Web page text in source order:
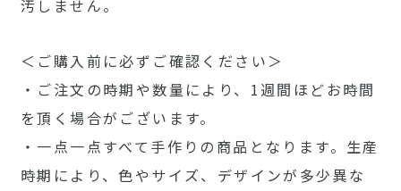
汚しません。
＜ご購入前に必ずご確認ください＞
・ご注文の時期や数量により、1週間ほどお時間
を頂く場合がございます。
・一点一点すべて手作りの商品となります。生産
時期により、色やサイズ、デザインが多少異な